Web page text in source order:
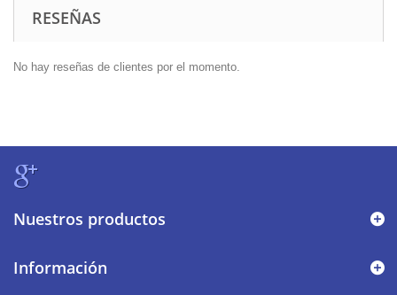
RESEÑAS
No hay reseñas de clientes por el momento.
Nuestros productos
Información